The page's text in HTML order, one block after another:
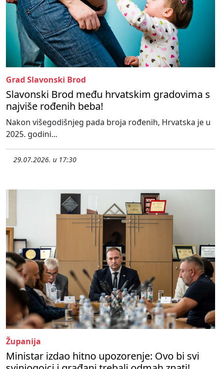
Grad Slavonski Brod
Slavonski Brod među hrvatskim gradovima s
najviše rođenih beba!
Nakon višegodišnjeg pada broja rođenih, Hrvatska je u
2025. godini...
29.07.2026. u 17:30
Županija
Ministar izdao hitno upozorenje: Ovo bi svi